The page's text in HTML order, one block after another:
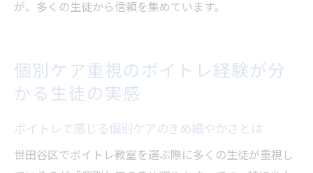
が、多くの生徒から信頼を集めています。
個別ケア重視のボイトレ経験が分
かる生徒の実感
ボイトレで感じる個別ケアのきめ細やかさとは
世田谷区でボイトレ教室を選ぶ際に多くの生徒が重視し